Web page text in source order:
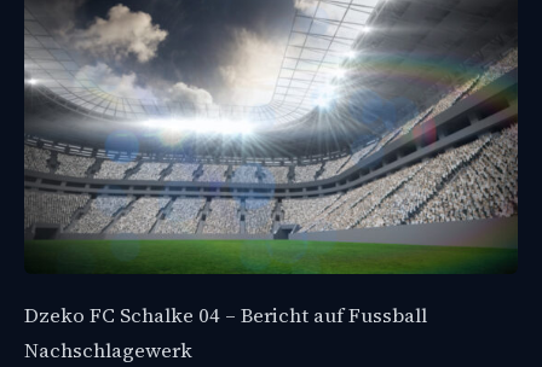
Dzeko FC Schalke 04 – Bericht auf Fussball
Nachschlagewerk